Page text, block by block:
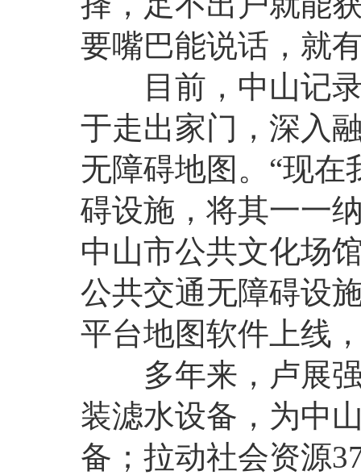
要嘴巴能说话，就
目前，中山记录
于走出家门，深入
无障碍地图。“现
碍设施，将其一一
中山市公共文化场
公共交通无障碍设
平台地图软件上线
多年来，卢展强
装滤水设备，为中
备；拉动社会资源